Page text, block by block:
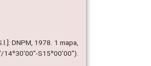
DNPM, 1978. 1 mapa,
14º30'00"-S15º00'00").